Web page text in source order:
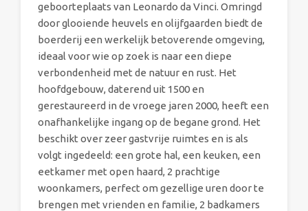
geboorteplaats van Leonardo da Vinci. Omringd
door glooiende heuvels en olijfgaarden biedt de
boerderij een werkelijk betoverende omgeving,
ideaal voor wie op zoek is naar een diepe
verbondenheid met de natuur en rust. Het
hoofdgebouw, daterend uit 1500 en
gerestaureerd in de vroege jaren 2000, heeft een
onafhankelijke ingang op de begane grond. Het
beschikt over zeer gastvrije ruimtes en is als
volgt ingedeeld: een grote hal, een keuken, een
eetkamer met open haard, 2 prachtige
woonkamers, perfect om gezellige uren door te
brengen met vrienden en familie, 2 badkamers